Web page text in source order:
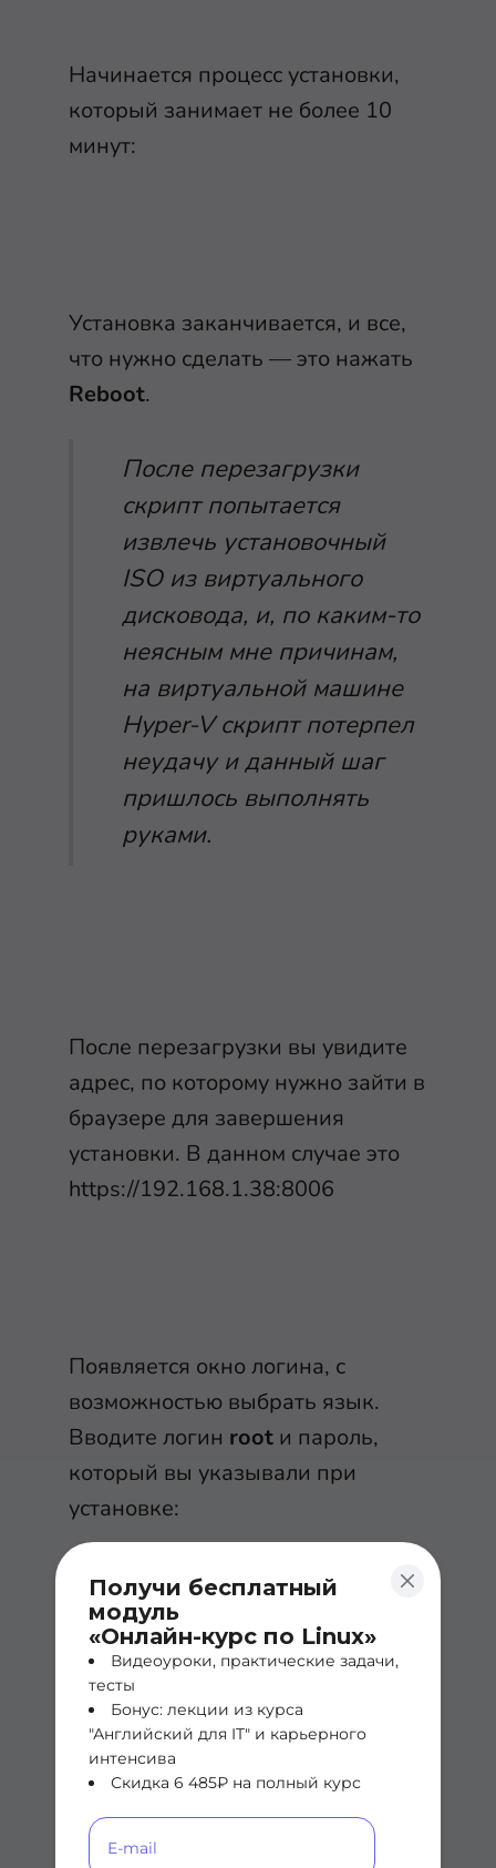
Получи бесплатный
модуль
«Онлайн-курс по Linux»
Видеоуроки, практические задачи,
тесты
Бонус: лекции из курса
"Английский для IT" и карьерного
интенсива
Скидка 6 485₽ на полный курс
Начинается процесс установки,
который занимает не более 10
минут:
Установка заканчивается, и все,
что нужно сделать — это нажать
Reboot.
После перезагрузки
скрипт попытается
извлечь установочный
ISO из виртуального
дисковода, и, по каким-то
неясным мне причинам,
на виртуальной машине
Hyper-V скрипт потерпел
неудачу и данный шаг
пришлось выполнять
руками.
После перезагрузки вы увидите
адрес, по которому нужно зайти в
браузере для завершения
установки. В данном случае это
https://192.168.1.38:8006
Появляется окно логина, с
возможностью выбрать язык.
Вводите логин root и пароль,
который вы указывали при
установке:
И, наконец, системой можно
пользоваться! К примеру, можете
кликнуть на вкладку
слева и увидеть сводку
информации по системе: